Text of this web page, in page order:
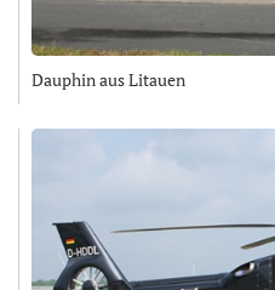
Dauphin aus Litauen